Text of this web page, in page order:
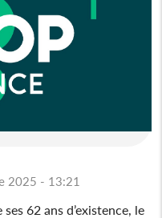
2025 - 13:21
62 ans d’existence, le